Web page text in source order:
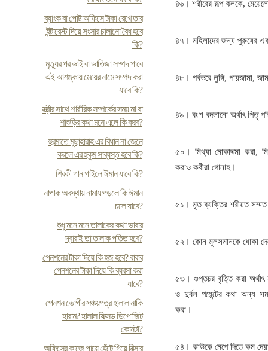
ব্যাংক বা পোষ্ট অফিসে টাকা রেখে তার
ইন্টারেস্ট দিয়ে সংসার চালানো বৈধ হবে
কি?
মৃত্যুর পর ভাই বা ভাতিজা সম্পদ পাবে
এই আশঙ্কায় মেয়ের নামে সম্পদ করা
যাবে কি?
স্ত্রীর সাথে শারীরিক সম্পর্কের সময় মা বা
শাশুড়ির কথা মনে এলে কি করব?
হুরমাতে মুছাহারাহ এর বিধান না জেনে
করলে এর হুকুম সাব্যস্ত হবে কি?
শিরকী গান গাইলে ঈমান যাবে কি?
নাপাক অবস্থায় নামায পড়লে কি ঈমান
চলে যাবে?
শুধু মনে মনে তালাকের কথা ভাবার
দ্বারাই তা তালাক পতিত হবে?
পেনশনের টাকা দিয়ে কি হজ হবে? বাবার
পেনশনের টাকা দিয়ে কি ব্যবসা করা
যাবে?
পেনশন ভোগীর সঞ্চয়পত্র হালাল নাকি
হারাম? হালাল ফিক্সড ডিপোজিট
কোনটা?
অফিসের কাজে পায়ে হেঁটে গিয়ে রিক্সার
৪৬। শরীরের রূপ ঝলকে,
৪৭। মহিলাদের জন্য পুরুষের
৪৮। গর্বভরে লুঙ্গি, পায়জামা,
৪৯। বংশ বদলানো অর্থাৎ পিতৃ
৫০। মিথ্যা মোকাদ্দমা করা,
করাও কবীরা গোনাহ।
৫১। মৃত ব্যক্তির শরীয়ত
৫২। কোন মুলসমানকে ধোকা
৫৩। গুপ্তচর বৃত্তি করা অর্থাৎ
ও দুর্বল পয়েন্টের কথা অন্য
করা।
৫৪। কাউকে মেপে দিতে কম